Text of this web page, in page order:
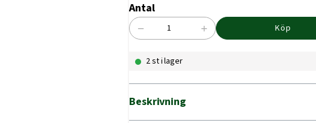
Antal
TRÄSKRUV
3,0X20
BRK=200
mängd
− + Köp
2 st i lager
Beskrivning